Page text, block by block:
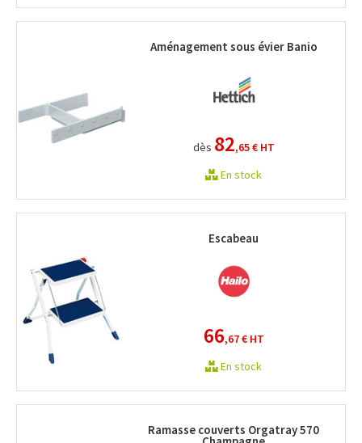
Aménagement sous évier Banio
dès 82,65 €HT
En stock
Escabeau
66,67 €HT
En stock
Ramasse couverts Orgatray 570